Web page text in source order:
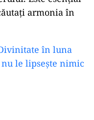
armonia în
în luna
le lipsește nimic